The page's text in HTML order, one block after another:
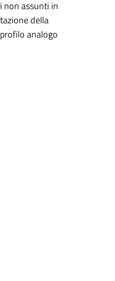
non assunti in
della
analogo